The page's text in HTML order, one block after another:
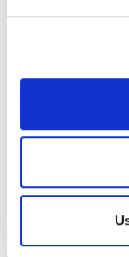
Ai piatti sarà
4 vini che
Costo della
contattando la